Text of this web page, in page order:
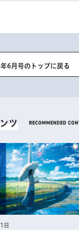
6月号のトップに戻る
ツ
日